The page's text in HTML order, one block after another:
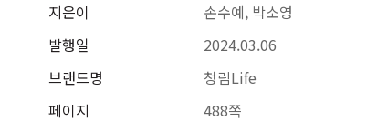
지은이
발행일
브랜드명
페이지
손수예, 박소영
2024.03.06
청림Life
488쪽